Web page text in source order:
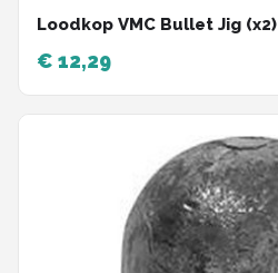
Loodkop VMC Bullet Jig (x2)
€ 12,29